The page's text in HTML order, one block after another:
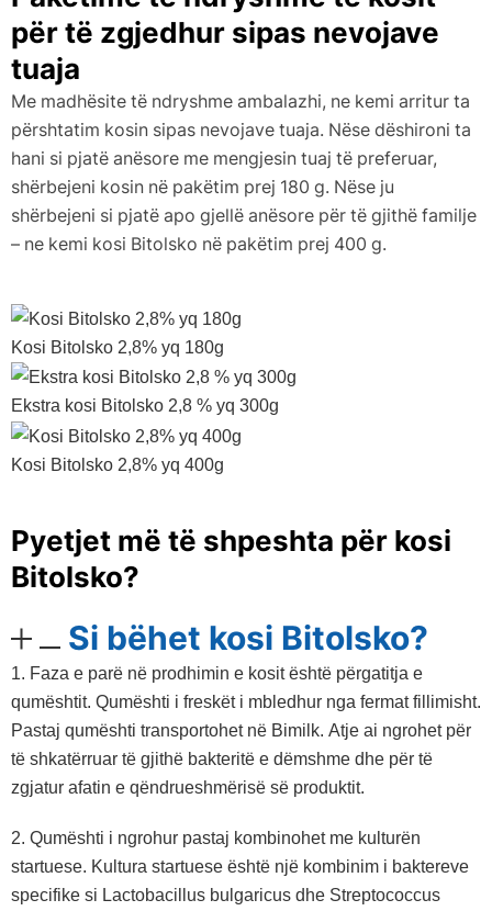
për të zgjedhur sipas nevojave
tuaja
Me madhësite të ndryshme ambalazhi, ne kemi arritur ta
përshtatim kosin sipas nevojave tuaja. Nëse dëshironi ta
hani si pjatë anësore me mengjesin tuaj të preferuar,
shërbejeni kosin në pakëtim prej 180 g. Nëse ju
shërbejeni si pjatë apo gjellë anësore për të gjithë familje
– ne kemi kosi Bitolsko në pakëtim prej 400 g.
Kosi Bitolsko 2,8% yq 180g
Ekstra kosi Bitolsko 2,8 % yq 300g
Kosi Bitolsko 2,8% yq 400g
Pyetjet më të shpeshta për kosi
Bitolsko?
Si bëhet kosi Bitolsko?
1. Faza e parë në prodhimin e kosit është përgatitja e
qumështit. Qumështi i freskët i mbledhur nga fermat fillimisht.
Pastaj qumështi transportohet në Bimilk. Atje ai ngrohet për
të shkatërruar të gjithë bakteritë e dëmshme dhe për të
zgjatur afatin e qëndrueshmërisë së produktit.
2. Qumështi i ngrohur pastaj kombinohet me kulturën
startuese. Kultura startuese është një kombinim i baktereve
specifike si Lactobacillus bulgaricus dhe Streptococcus